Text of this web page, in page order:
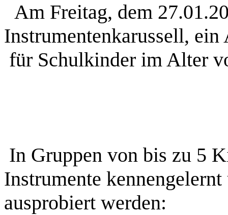
Am Freitag, dem
Instrumentenkarussell,
für Schulkinder im Alter
In Gruppen von bis zu 5
Instrumente
ausprobiert werden: